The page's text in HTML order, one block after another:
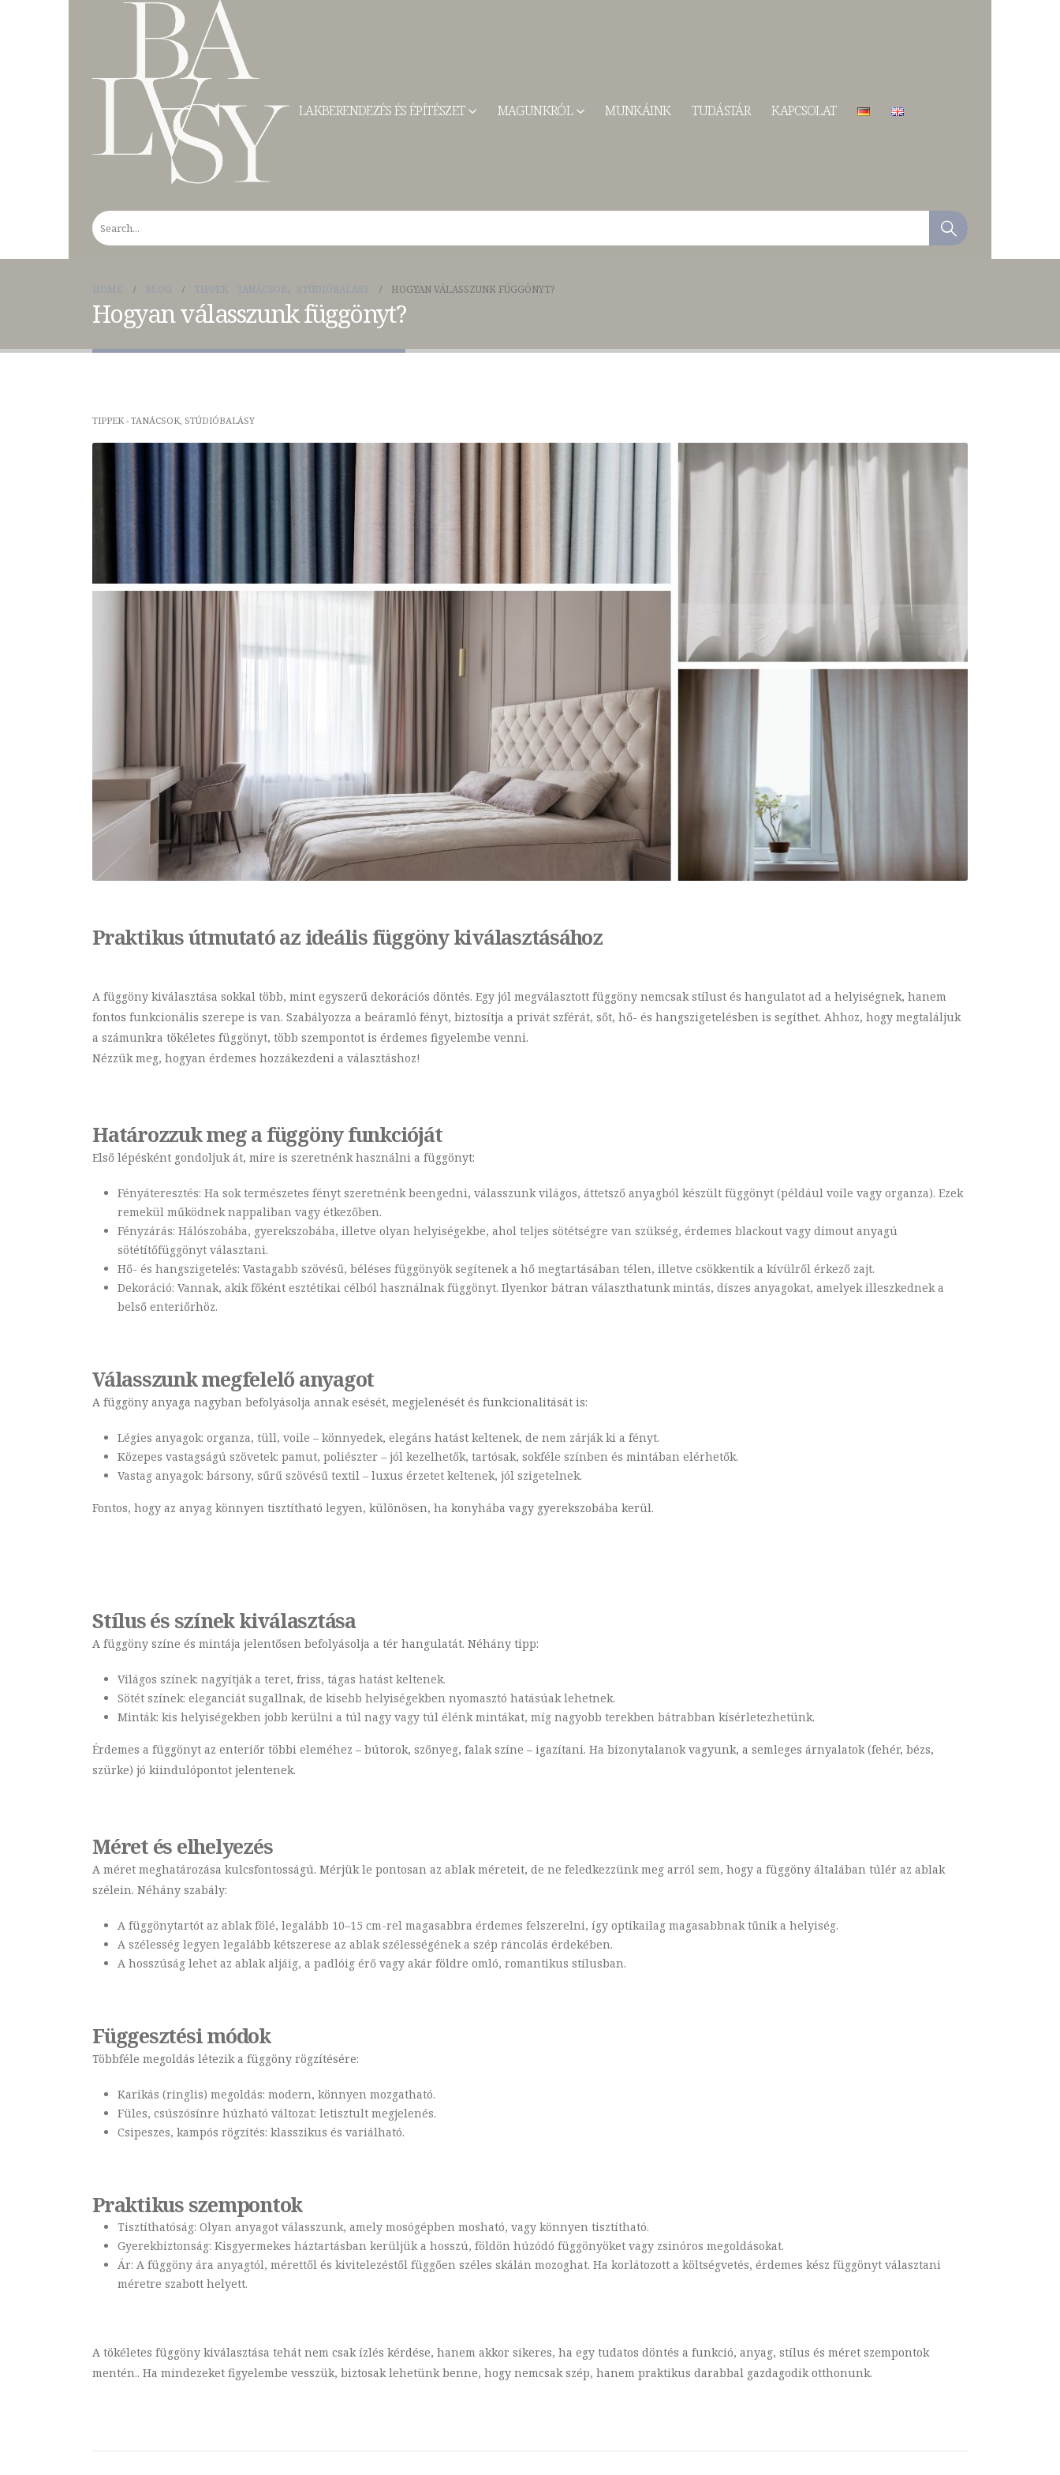
LAKBERENDEZÉS ÉS ÉPÍTÉSZET MAGUNKRÓL MUNKÁINK TUDÁSTÁR KAPCSOLAT
HOME BLOG TIPPEK - TANÁCSOK, STÚDIÓBALÁSY HOGYAN VÁLASSZUNK FÜGGÖNYT?
Hogyan válasszunk függönyt?
TIPPEK - TANÁCSOK, STÚDIÓBALÁSY
Praktikus útmutató az ideális függöny kiválasztásához
A függöny kiválasztása sokkal több, mint egyszerű dekorációs döntés. Egy jól megválasztott függöny nemcsak stílust és hangulatot ad a helyiségnek, hanem
fontos funkcionális szerepe is van. Szabályozza a beáramló fényt, biztosítja a privát szférát, sőt, hő- és hangszigetelésben is segíthet. Ahhoz, hogy megtaláljuk
a számunkra tökéletes függönyt, több szempontot is érdemes figyelembe venni.
Nézzük meg, hogyan érdemes hozzákezdeni a választáshoz!
Határozzuk meg a függöny funkcióját
Első lépésként gondoljuk át, mire is szeretnénk használni a függönyt:
Fényáteresztés: Ha sok természetes fényt szeretnénk beengedni, válasszunk világos, áttetsző anyagból készült függönyt (például voile vagy organza). Ezek
remekül működnek nappaliban vagy étkezőben.
Fényzárás: Hálószobába, gyerekszobába, illetve olyan helyiségekbe, ahol teljes sötétségre van szükség, érdemes blackout vagy dimout anyagú
sötétítőfüggönyt választani.
Hő- és hangszigetelés: Vastagabb szövésű, béléses függönyök segítenek a hő megtartásában télen, illetve csökkentik a kívülről érkező zajt.
Dekoráció: Vannak, akik főként esztétikai célból használnak függönyt. Ilyenkor bátran választhatunk mintás, díszes anyagokat, amelyek illeszkednek a
belső enteriőrhöz.
Válasszunk megfelelő anyagot
A függöny anyaga nagyban befolyásolja annak esését, megjelenését és funkcionalitását is:
Légies anyagok: organza, tüll, voile – könnyedek, elegáns hatást keltenek, de nem zárják ki a fényt.
Közepes vastagságú szövetek: pamut, poliészter – jól kezelhetők, tartósak, sokféle színben és mintában elérhetők.
Vastag anyagok: bársony, sűrű szövésű textil – luxus érzetet keltenek, jól szigetelnek.
Fontos, hogy az anyag könnyen tisztítható legyen, különösen, ha konyhába vagy gyerekszobába kerül.
Stílus és színek kiválasztása
A függöny színe és mintája jelentősen befolyásolja a tér hangulatát. Néhány tipp:
Világos színek: nagyítják a teret, friss, tágas hatást keltenek.
Sötét színek: eleganciát sugallnak, de kisebb helyiségekben nyomasztó hatásúak lehetnek.
Minták: kis helyiségekben jobb kerülni a túl nagy vagy túl élénk mintákat, míg nagyobb terekben bátrabban kísérletezhetünk.
Érdemes a függönyt az enteriőr többi eleméhez – bútorok, szőnyeg, falak színe – igazítani. Ha bizonytalanok vagyunk, a semleges árnyalatok (fehér, bézs,
szürke) jó kiindulópontot jelentenek.
Méret és elhelyezés
A méret meghatározása kulcsfontosságú. Mérjük le pontosan az ablak méreteit, de ne feledkezzünk meg arról sem, hogy a függöny általában túlér az ablak
szélein. Néhány szabály:
A függönytartót az ablak fölé, legalább 10–15 cm-rel magasabbra érdemes felszerelni, így optikailag magasabbnak tűnik a helyiség.
A szélesség legyen legalább kétszerese az ablak szélességének a szép ráncolás érdekében.
A hosszúság lehet az ablak aljáig, a padlóig érő vagy akár földre omló, romantikus stílusban.
Függesztési módok
Többféle megoldás létezik a függöny rögzítésére:
Karikás (ringlis) megoldás: modern, könnyen mozgatható.
Füles, csúszósínre húzható változat: letisztult megjelenés.
Csipeszes, kampós rögzítés: klasszikus és variálható.
Praktikus szempontok
Tisztíthatóság: Olyan anyagot válasszunk, amely mosógépben mosható, vagy könnyen tisztítható.
Gyerekbiztonság: Kisgyermekes háztartásban kerüljük a hosszú, földön húzódó függönyöket vagy zsinóros megoldásokat.
Ár: A függöny ára anyagtól, mérettől és kivitelezéstől függően széles skálán mozoghat. Ha korlátozott a költségvetés, érdemes kész függönyt választani
méretre szabott helyett.
A tökéletes függöny kiválasztása tehát nem csak ízlés kérdése, hanem akkor sikeres, ha egy tudatos döntés a funkció, anyag, stílus és méret szempontok
mentén.. Ha mindezeket figyelembe vesszük, biztosak lehetünk benne, hogy nemcsak szép, hanem praktikus darabbal gazdagodik otthonunk.